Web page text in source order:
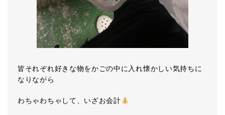
皆それぞれ好きな物をかごの中に入れ懐かしい気持ちに
なりながら
わちゃわちゃして、いざお会計